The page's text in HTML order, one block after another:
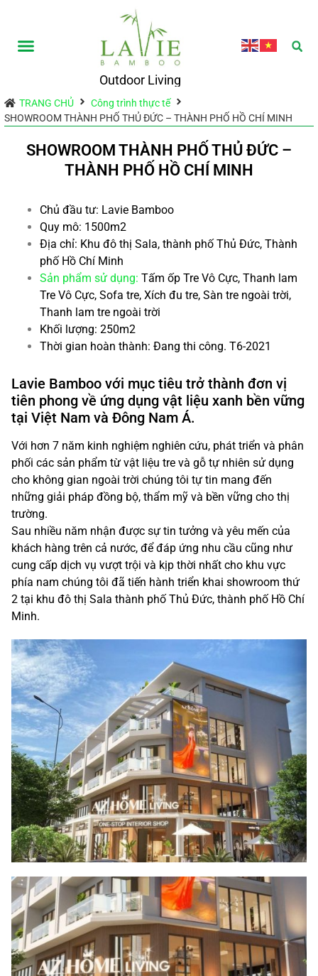
Outdoor Living
TRANG CHỦ
Công trình thực tế
SHOWROOM THÀNH PHỐ THỦ ĐỨC – THÀNH PHỐ HỒ CHÍ MINH
SHOWROOM THÀNH PHỐ THỦ ĐỨC –
THÀNH PHỐ HỒ CHÍ MINH
Chủ đầu tư: Lavie Bamboo
Quy mô: 1500m2
Địa chỉ: Khu đô thị Sala, thành phố Thủ Đức, Thành
phố Hồ Chí Minh
Sản phẩm sử dụng: Tấm ốp Tre Vô Cực, Thanh lam
Tre Vô Cực, Sofa tre, Xích đu tre, Sàn tre ngoài trời,
Thanh lam tre ngoài trời
Khối lượng: 250m2
Thời gian hoàn thành: Đang thi công. T6-2021
Lavie Bamboo với mục tiêu trở thành đơn vị
tiên phong về ứng dụng vật liệu xanh bền vững
tại Việt Nam và Đông Nam Á.
Với hơn 7 năm kinh nghiệm nghiên cứu, phát triển và phân
phối các sản phẩm từ vật liệu tre và gỗ tự nhiên sử dụng
cho không gian ngoài trời chúng tôi tự tin mang đến
những giải pháp đồng bộ, thẩm mỹ và bền vững cho thị
trường.
Sau nhiều năm nhận được sự tin tưởng và yêu mến của
khách hàng trên cả nước, để đáp ứng nhu cầu cũng như
cung cấp dịch vụ vượt trội và kịp thời nhất cho khu vực
phía nam chúng tôi đã tiến hành triển khai showroom thứ
2 tại khu đô thị Sala thành phố Thủ Đức, thành phố Hồ Chí
Minh.